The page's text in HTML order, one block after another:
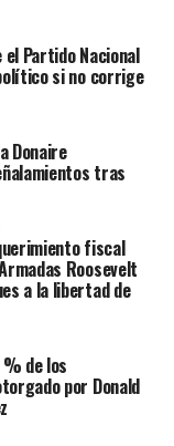
Partido Nacional
si no corrige
Donaire
tras
fiscal
Roosevelt
a la libertad de
% de los
por Donald